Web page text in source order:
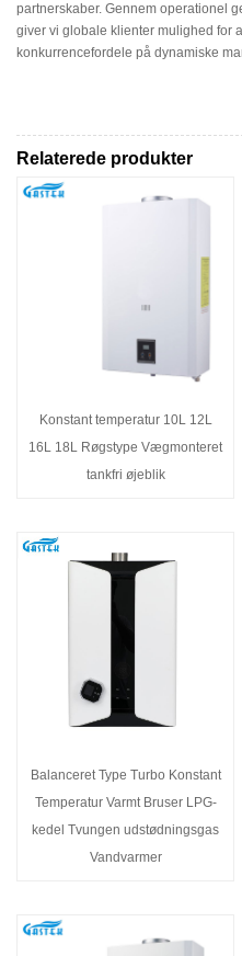
partnerskaber. Gennem operationel
giver vi globale klienter mulighed for
konkurrencefordele på dynamiske
Relaterede produkter
Konstant temperatur 10L 12L
16L 18L Røgstype Vægmonteret
tankfri øjeblik
Balanceret Type Turbo Konstant
Temperatur Varmt Bruser LPG-
kedel Tvungen udstødningsgas
Vandvarmer